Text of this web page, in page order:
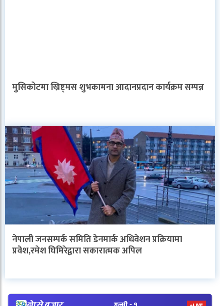
मुसिकोटमा ख्रिष्ट्मस शुभकामना आदानप्रदान कार्यक्रम सम्पन्न
नेपाली जनसम्पर्क समिति डेनमार्क अधिवेशन प्रक्रियामा
प्रवेश,रमेश घिमिरेद्वारा सकारात्मक अपिल